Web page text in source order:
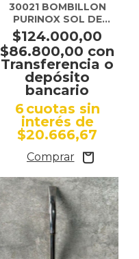
30021 BOMBILLON
PURINOX SOL DE
MAYO ORO 18K
$124.000,00
$86.800,00 con
Transferencia o
depósito
bancario
6cuotas sin
interés de
$20.666,67